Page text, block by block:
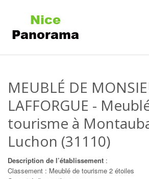
MEUBLÉ DE
LAFFORGUE -
tourisme à
Luchon (31110)
Description de l’établissement :
Classement : Meublé de tourisme 2 étoiles